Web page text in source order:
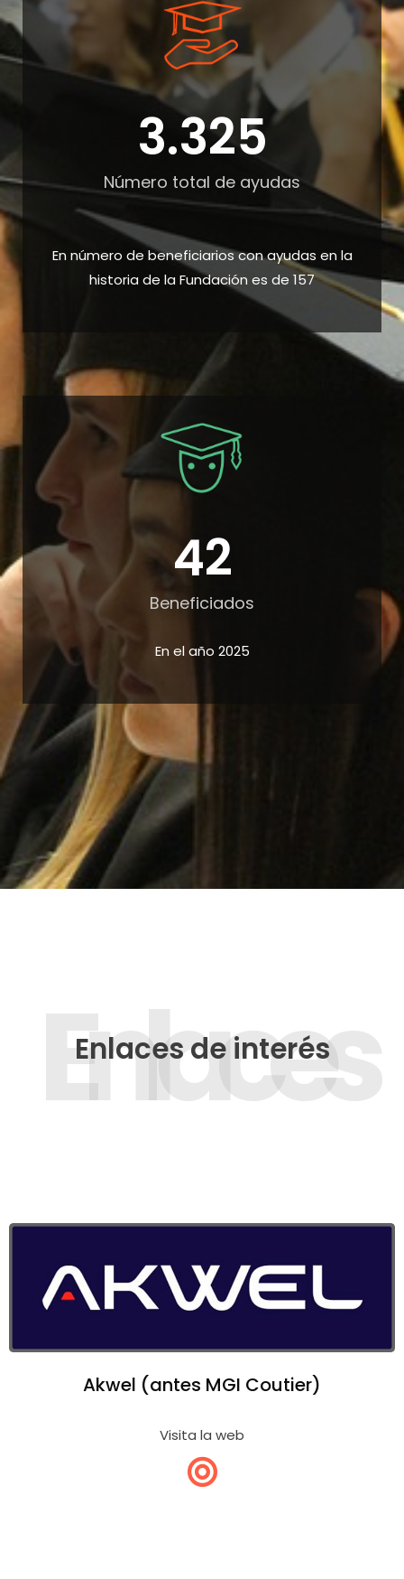
Número total de ayudas
3.325
En número de beneficiarios con ayudas en la
historia de la Fundación es de 157
Beneficiados
42
En el año 2025
Enlaces
Enlaces de interés
Akwel (antes MGI Coutier)
Visita la web